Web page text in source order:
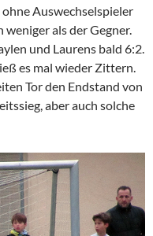
Auswechselspieler
als der Gegner.
und Laurens bald 6:2.
es mal wieder Zittern.
Tor den Endstand von
aber auch solche